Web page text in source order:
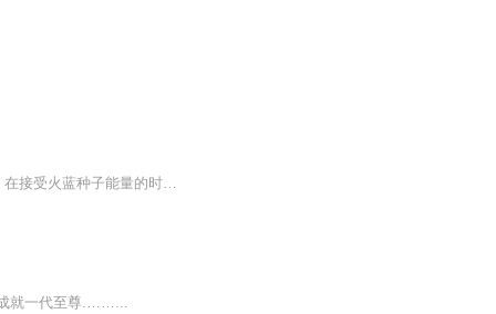
火蓝圣境，非处子之身进入必死。非心正者进入必亡。 独孤叶，火蓝圣境世代守护者传人。在接受火蓝种子能量的时候，却不幸对一女子一见钟情，导致传承中断。 这是一个强者纵横的世界，当独孤叶体会到爱情之火的时候，他才明白。原来，真正的火蓝种子就...
成就一代至尊.……...